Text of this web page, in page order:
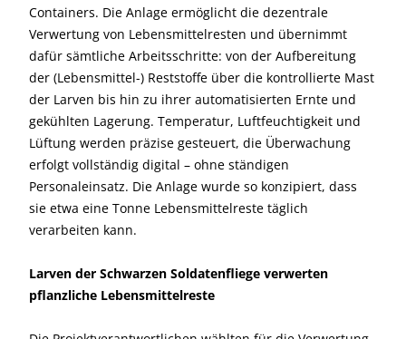
Containers. Die Anlage ermöglicht die dezentrale
Verwertung von Lebensmittelresten und übernimmt
dafür sämtliche Arbeitsschritte: von der Aufbereitung
der (Lebensmittel-) Reststoffe über die kontrollierte Mast
der Larven bis hin zu ihrer automatisierten Ernte und
gekühlten Lagerung. Temperatur, Luftfeuchtigkeit und
Lüftung werden präzise gesteuert, die Überwachung
erfolgt vollständig digital – ohne ständigen
Personaleinsatz. Die Anlage wurde so konzipiert, dass
sie etwa eine Tonne Lebensmittelreste täglich
verarbeiten kann.
Larven der Schwarzen Soldatenfliege verwerten
pflanzliche Lebensmittelreste